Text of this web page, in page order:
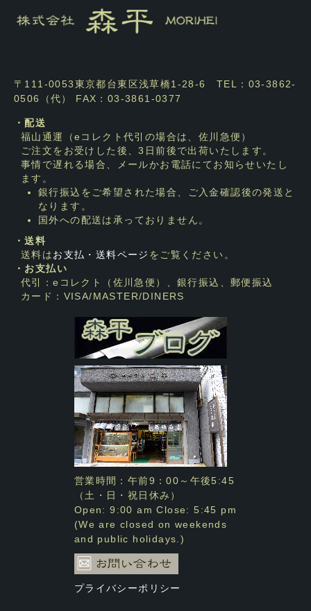
〒111-0053東京都台東区浅草橋1-28-6 TEL：03-3862-
0506（代） FAX：03-3861-0377
・配送
福山通運（eコレクト代引の場合は、佐川急便）
ご注文をお受けした後、3日前後で出荷いたします。
事情で遅れる場合、メールかお電話にてお知らせいたし
ます。
銀行振込をご希望された場合、ご入金確認後の発送と
なります。
国外への配送は承っておりません。
・送料
送料はお支払・送料ページ をご覧ください。
・お支払い
代引：eコレクト（佐川急便）、銀行振込、郵便振込
カード：VISA/MASTER/DINERS
営業時間：午前9：00～午後5:45
（土・日・祝日休み）
Open: 9:00 am Close: 5:45 pm
(We are closed on weekends
and public holidays.)
プライバシーポリシー